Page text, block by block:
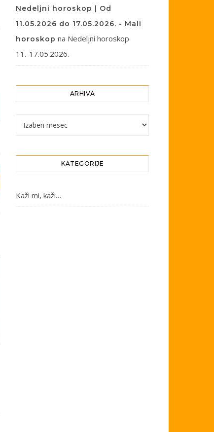
Nedeljni horoskop | Od
11.05.2026 do 17.05.2026. - Mali
horoskop na Nedeljni horoskop
11.-17.05.2026.
ARHIVA
Arhiva
KATEGORIJE
Kaži mi, kaži…